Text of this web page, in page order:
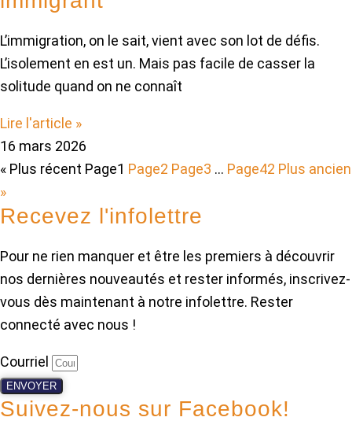
L’immigration, on le sait, vient avec son lot de défis.
L’isolement en est un. Mais pas facile de casser la
solitude quand on ne connaît
Lire l'article »
16 mars 2026
« Plus récent Page1 Page2 Page3 … Page42 Plus ancien
»
Recevez l'infolettre
Pour ne rien manquer et être les premiers à découvrir
nos dernières nouveautés et rester informés, inscrivez-
vous dès maintenant à notre infolettre. Rester
connecté avec nous !
Courriel
ENVOYER
Suivez-nous sur Facebook!